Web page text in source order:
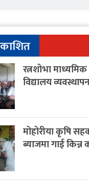
रत्नशोभा माध्यमिक
विद्यालय
मोहोरीया कृषि
ब्याजमा गाई किन्न